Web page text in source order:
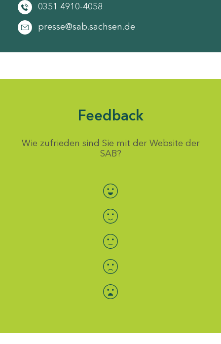
0351 4910-4058
presse@sab.sachsen.de
Feedback
Wie zufrieden sind Sie mit der Website der
SAB?
Bewertung auswählen